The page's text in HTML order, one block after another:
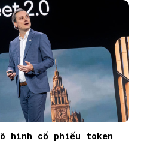
hình cổ phiếu token